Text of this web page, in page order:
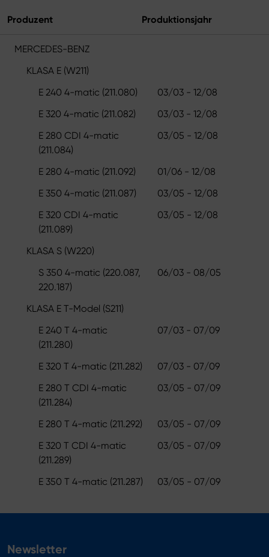
Produzent Produktionsjahr
MERCEDES-BENZ
KLASA E (W211)
E 240 4-matic (211.080)
03/03 - 12/08
E 320 4-matic (211.082)
03/03 - 12/08
E 280 CDI 4-matic
(211.084)
03/05 - 12/08
E 280 4-matic (211.092)
01/06 - 12/08
E 350 4-matic (211.087)
03/05 - 12/08
E 320 CDI 4-matic
(211.089)
03/05 - 12/08
KLASA S (W220)
S 350 4-matic (220.087,
220.187)
06/03 - 08/05
KLASA E T-Model (S211)
E 240 T 4-matic
(211.280)
07/03 - 07/09
E 320 T 4-matic (211.282)
07/03 - 07/09
E 280 T CDI 4-matic
(211.284)
03/05 - 07/09
E 280 T 4-matic (211.292)
03/05 - 07/09
E 320 T CDI 4-matic
(211.289)
03/05 - 07/09
E 350 T 4-matic (211.287) 03/05 - 07/09
Newsletter